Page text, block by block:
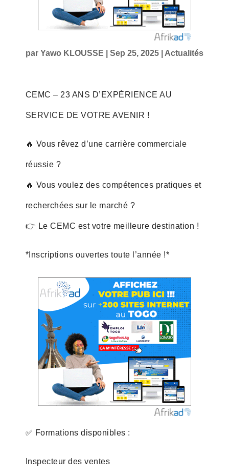
par Yawo KLOUSSE Sep 25, 2025| Actualités
CEMC – 23 ANS D’EXPÉRIENCE AU
SERVICE DE VOTRE AVENIR !
🔥 Vous rêvez d’une carrière commerciale
réussie ?
🔥 Vous voulez des compétences pratiques et
recherchées sur le marché ?
👉 Le CEMC est votre meilleure destination !
*Inscriptions ouvertes toute l’année !*
✅ Formations disponibles :
Inspecteur des ventes